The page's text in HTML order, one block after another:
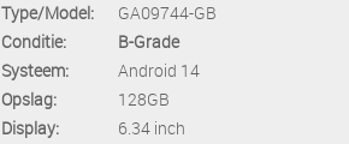
Type/Model:
Conditie:
Systeem:
Opslag:
Display:
GA09744-GB
B-Grade
Android 14
128GB
6.34 inch